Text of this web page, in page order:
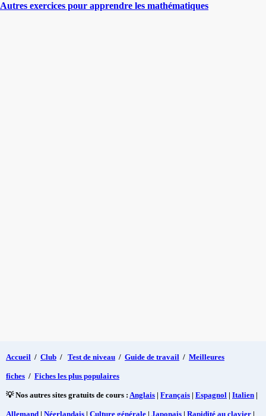
Autres exercices pour apprendre les mathématiques
Accueil / Club / Test de niveau / Guide de travail / Meilleures
fiches / Fiches les plus populaires
💡 Nos autres sites gratuits de cours : Anglais | Français | Espagnol | Italien |
Allemand | Néerlandais | Culture générale | Japonais | Rapidité au clavier |